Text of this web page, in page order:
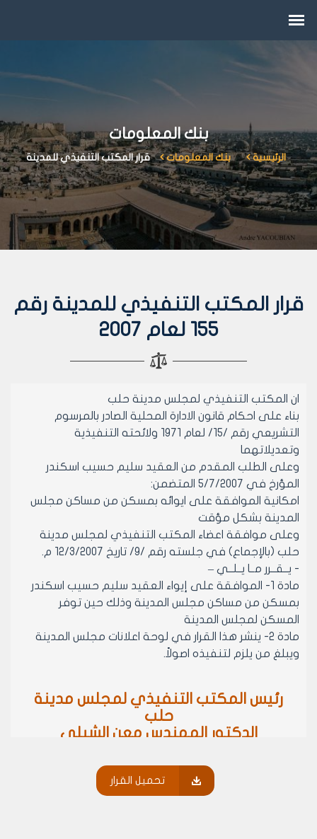
بنك المعلومات
الرئيسية بنك المعلومات قرار المكتب التنفيذي للمدينة
قرار المكتب التنفيذي للمدينة رقم
155 لعام 2007
ان المكتب التنفيذي لمجلس مدينة حلب
بناء على احكام قانون الادارة المحلية الصادر بالمرسوم
التشريعي رقم /15/ لعام 1971 ولائحته التنفيذية
وتعديلاتهما
وعلى الطلب المقدم من العقيد سليم حسيب اسكندر
المؤرخ في 5/7/2007 المتضمن:
امكانية الموافقة على ايوائه بمسكن من مساكن مجلس
المدينة بشكل مؤقت
وعلى موافقة اعضاء المكتب التنفيذي لمجلس مدينة
حلب (بالإجماع) في جلسته رقم /9/ تاريخ 12/3/2007 م.
- يــقــرر مــا يــلــي –
مادة 1- الموافقة على إيواء العقيد سليم حسيب اسكندر
بمسكن من مساكن مجلس المدينة وذلك حين توفر
المسكن لمجلس المدينة
مادة 2- ينشر هذا القرار في لوحة اعلانات مجلس المدينة
ويبلغ من يلزم لتنفيذه اصولاً.
رئيس المكتب التنفيذي لمجلس مدينة
حلب
الدكتور المهندس معن الشبلي
تحميل القرار